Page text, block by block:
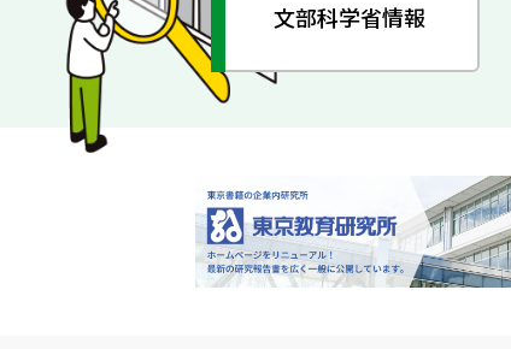
文部科学省情報